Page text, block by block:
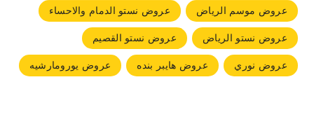
عروض موسم الرياض
عروض نستو الدمام والاحساء
عروض نستو الرياض
عروض نستو القصيم
عروض نوري
عروض هايبر بنده عروض يورومارشيه